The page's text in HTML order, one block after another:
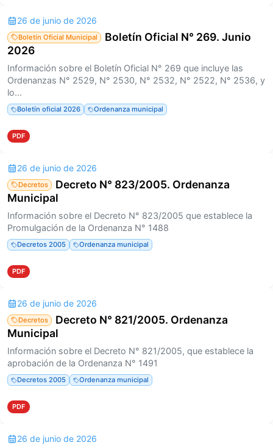
26 de junio de 2026
Boletín Oficial Municipal
Boletín Oficial N° 269. Junio
2026
Información sobre el Boletín Oficial N° 269 que incluye las
Ordenanzas N° 2529, N° 2530, N° 2532, N° 2522, N° 2536, y
lo...
Boletín oficial 2026 Ordenanza municipal
PDF
26 de junio de 2026
Decretos
Decreto N° 823/2005. Ordenanza
Municipal
Información sobre el Decreto N° 823/2005 que establece la
Promulgación de la Ordenanza N° 1488
Decretos 2005 Ordenanza municipal
PDF
26 de junio de 2026
Decretos
Decreto N° 821/2005. Ordenanza
Municipal
Información sobre el Decreto N° 821/2005, que establece la
aprobación de la Ordenanza N° 1491
Decretos 2005 Ordenanza municipal
PDF
26 de junio de 2026